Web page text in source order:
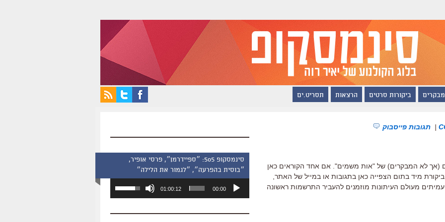
ביקורות סרטים הרצאות תסריט.ים
| תגובות פייסבוק
(אך לא המבקרים) של "אות משמים". אם אחד הקוראים כאן
ביקורת מיד בתום הצפייה כאן בתגובות או במייל של האתר,
מעולם העיתונות מוזמנים להעביר התרשמות ראשונה
סינמסקופ 505: ״ספיידרמן״, פרסי אופיר,
״בוסית בהפרעה״, ״לגמור את הלילה״
אודיו
00:00
01:00:12
השתמש
כדי